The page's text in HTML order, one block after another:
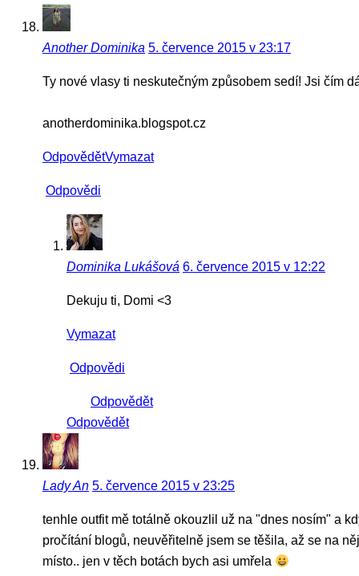
Another Dominika 5. července 2015 v 23:17
Ty nové vlasy ti neskutečným způsobem sedí! Jsi čím
anotherdominika.blogspot.cz
OdpovědětVymazat
Odpovědi
Dominika Lukášová 6. července 2015 v 12:22
Dekuju ti, Domi <3
Vymazat
Odpovědi
Odpovědět
Odpovědět
Lady An 5. července 2015 v 23:25
tenhle outfit mě totálně okouzlil už na "dnes nosím" a
pročítání blogů, neuvěřitelně jsem se těšila, až se na
místo.. jen v těch botách bych asi umřela